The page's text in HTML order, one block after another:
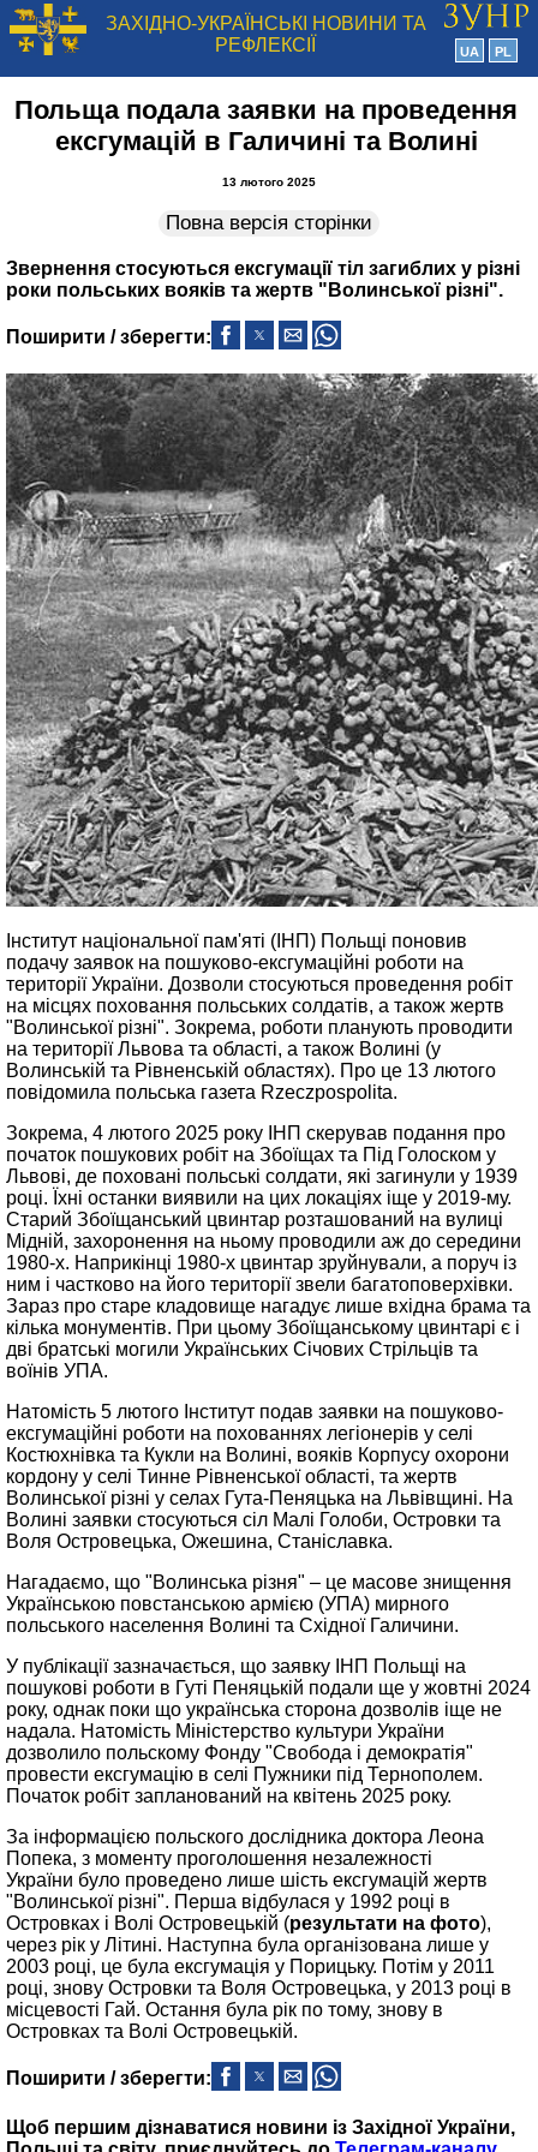
ЗАХІДНО-УКРАЇНСЬКІ НОВИНИ ТА
РЕФЛЕКСІЇ
UA PL
Польща подала заявки на проведення
ексгумацій в Галичині та Волині
13 лютого 2025
Повна версія сторінки
Звернення стосуються ексгумації тіл загиблих у різні
роки польських вояків та жертв "Волинської різні".
Поширити / зберегти:
Інститут національної пам'яті (ІНП) Польщі поновив
подачу заявок на пошуково-ексгумаційні роботи на
території України. Дозволи стосуються проведення робіт
на місцях поховання польських солдатів, а також жертв
"Волинської різні". Зокрема, роботи планують проводити
на території Львова та області, а також Волині (у
Волинській та Рівненській областях). Про це 13 лютого
повідомила польська газета Rzeczpospolita.
Зокрема, 4 лютого 2025 року ІНП скерував подання про
початок пошукових робіт на Збоїщах та Під Голоском у
Львові, де поховані польські солдати, які загинули у 1939
році. Їхні останки виявили на цих локаціях іще у 2019-му.
Старий Збоїщанський цвинтар розташований на вулиці
Мідній, захоронення на ньому проводили аж до середини
1980-х. Наприкінці 1980-х цвинтар зруйнували, а поруч із
ним і частково на його території звели багатоповерхівки.
Зараз про старе кладовище нагадує лише вхідна брама та
кілька монументів. При цьому Збоїщанському цвинтарі є і
дві братські могили Українських Січових Стрільців та
воїнів УПА.
Натомість 5 лютого Інститут подав заявки на пошуково-
ексгумаційні роботи на похованнях легіонерів у селі
Костюхнівка та Кукли на Волині, вояків Корпусу охорони
кордону у селі Тинне Рівненської області, та жертв
Волинської різні у селах Гута-Пеняцька на Львівщині. На
Волині заявки стосуються сіл Малі Голоби, Островки та
Воля Островецька, Ожешина, Станіславка.
Нагадаємо, що "Волинська різня" – це масове знищення
Українською повстанською армією (УПА) мирного
польського населення Волині та Східної Галичини.
У публікації зазначається, що заявку ІНП Польщі на
пошукові роботи в Гуті Пеняцькій подали ще у жовтні 2024
року, однак поки що українська сторона дозволів іще не
надала. Натомість Міністерство культури України
дозволило польскому Фонду "Свобода і демократія"
провести ексгумацію в селі Пужники під Тернополем.
Початок робіт запланований на квітень 2025 року.
За інформацією польского дослідника доктора Леона
Попека, з моменту проголошення незалежності
України було проведено лише шість ексгумацій жертв
"Волинської різні". Перша відбулася у 1992 році в
Островках і Волі Островецькій (результати на фото),
через рік у Літині. Наступна була організована лише у
2003 році, це була ексгумація у Порицьку. Потім у 2011
році, знову Островки та Воля Островецька, у 2013 році в
місцевості Гай. Остання була рік по тому, знову в
Островках та Волі Островецькій.
Поширити / зберегти:
Щоб першим дізнаватися новини із Західної України,